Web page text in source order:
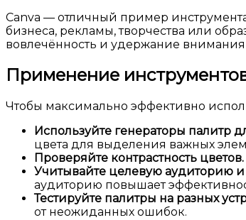
Canva — отличный пример
бизнеса, рекламы, творчества или
вовлечённость и удержание внимания
Применение
Чтобы максимально эффективно
Используйте генераторы палитр
цвета для выделения важных
Проверяйте контрастность цветов.
Учитывайте целевую аудиторию и
аудиторию повышает
Тестируйте палитры на разных
от неожиданных ошибок.